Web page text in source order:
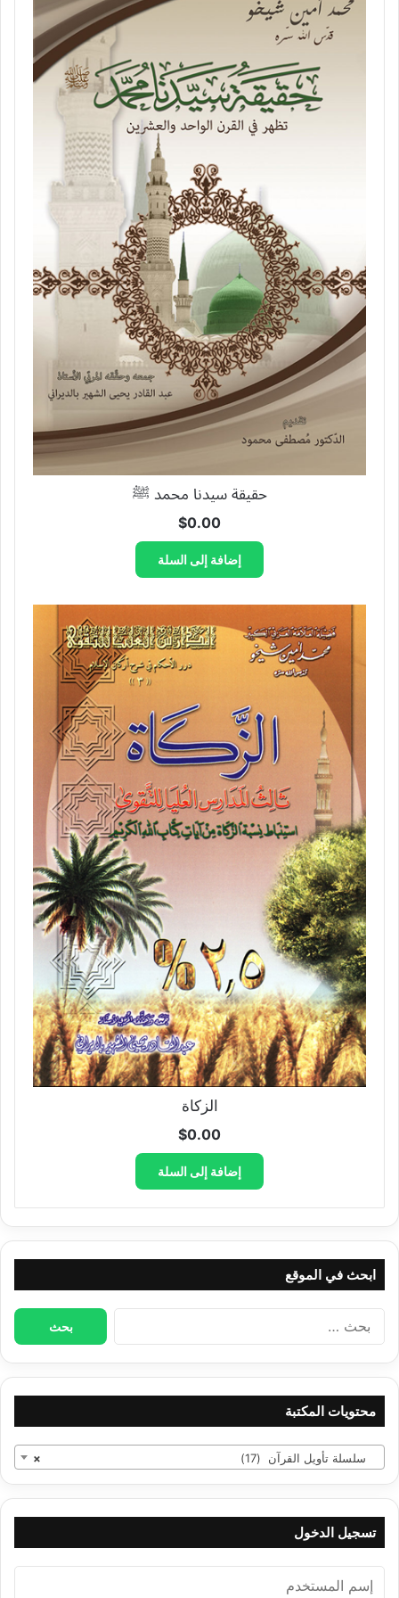
حقيقة سيدنا محمد ﷺ
$0.00
إضافة إلى السلة
الزكاة
$0.00
إضافة إلى السلة
ابحث في الموقع
البحث
محتويات المكتبة
× سلسلة تأويل القرآن (17)
تسجيل الدخول